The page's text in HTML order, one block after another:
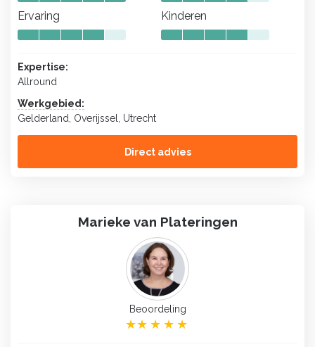
Ervaring Kinderen
Expertise:
Allround
Werkgebied:
Gelderland, Overijssel, Utrecht
Direct advies
Marieke van Plateringen
Beoordeling